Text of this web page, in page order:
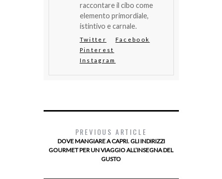
raccontare il cibo come
elemento primordiale,
istintivo e carnale.
Twitter
Facebook
Pinterest
Instagram
PREVIOUS ARTICLE
DOVE MANGIARE A CAPRI. GLI INDIRIZZI
GOURMET PER UN VIAGGIO ALL’INSEGNA DEL
GUSTO